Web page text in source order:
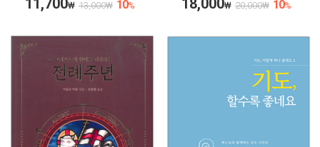
₩ 13,000₩ 10% ₩ 20,000₩ 10%